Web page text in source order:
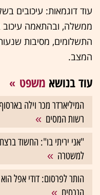
עוד דוגמאות: עיכובים
ממשלה, ובהתאמה
התשלומים, מסיבות
המצב.
עוד בנושא משפט
רשות המסים
"אני יריתי בו": החשוד
למשטרה
הותר לפרסום: דודי אפל